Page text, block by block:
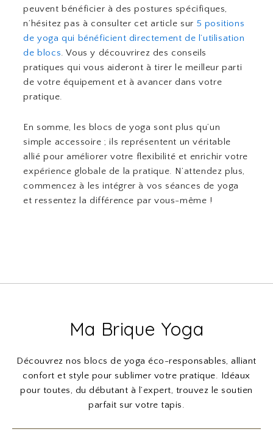
peuvent bénéficier à des postures spécifiques,
n’hésitez pas à consulter cet article sur 5 positions
de yoga qui bénéficient directement de l’utilisation
de blocs. Vous y découvrirez des conseils
pratiques qui vous aideront à tirer le meilleur parti
de votre équipement et à avancer dans votre
pratique.
En somme, les blocs de yoga sont plus qu’un
simple accessoire ; ils représentent un véritable
allié pour améliorer votre flexibilité et enrichir votre
expérience globale de la pratique. N’attendez plus,
commencez à les intégrer à vos séances de yoga
et ressentez la différence par vous-même !
Ma Brique Yoga
Découvrez nos blocs de yoga éco-responsables, alliant
confort et style pour sublimer votre pratique. Idéaux
pour toutes, du débutant à l’expert, trouvez le soutien
parfait sur votre tapis.